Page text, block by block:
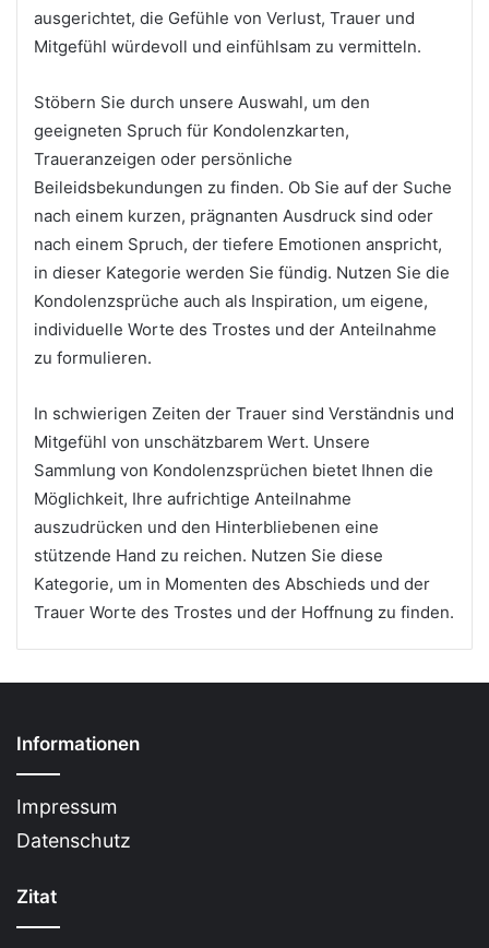
ausgerichtet, die Gefühle von Verlust, Trauer und
Mitgefühl würdevoll und einfühlsam zu vermitteln.
Stöbern Sie durch unsere Auswahl, um den
geeigneten Spruch für Kondolenzkarten,
Traueranzeigen oder persönliche
Beileidsbekundungen zu finden. Ob Sie auf der Suche
nach einem kurzen, prägnanten Ausdruck sind oder
nach einem Spruch, der tiefere Emotionen anspricht,
in dieser Kategorie werden Sie fündig. Nutzen Sie die
Kondolenzsprüche auch als Inspiration, um eigene,
individuelle Worte des Trostes und der Anteilnahme
zu formulieren.
In schwierigen Zeiten der Trauer sind Verständnis und
Mitgefühl von unschätzbarem Wert. Unsere
Sammlung von Kondolenzsprüchen bietet Ihnen die
Möglichkeit, Ihre aufrichtige Anteilnahme
auszudrücken und den Hinterbliebenen eine
stützende Hand zu reichen. Nutzen Sie diese
Kategorie, um in Momenten des Abschieds und der
Trauer Worte des Trostes und der Hoffnung zu finden.
Informationen
Impressum
Datenschutz
Zitat